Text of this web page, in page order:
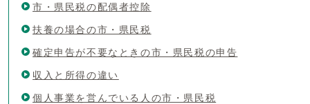
市・県民税の配偶者控除
扶養の場合の市・県民税
確定申告が不要なときの市・県民税の申告
収入と所得の違い
個人事業を営んでいる人の市・県民税